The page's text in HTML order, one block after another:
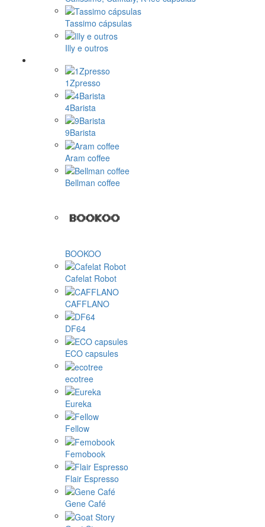
Tassimo cápsulas
Illy e outros
1Zpresso
4Barista
9Barista
Aram coffee
Bellman coffee
BOOKOO
Cafelat Robot
CAFFLANO
DF64
ECO capsules
ecotree
Eureka
Fellow
Femobook
Flair Espresso
Gene Café